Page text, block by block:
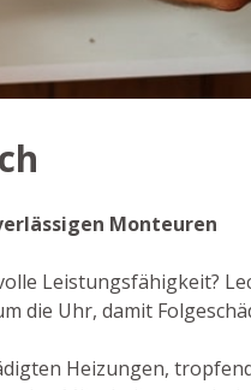
Monteuren
Leistungsfähigkeit?
die Uhr, damit
Heizungen,